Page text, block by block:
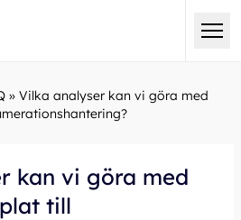
» Vilka analyser kan vi göra med
kan vi göra med
till